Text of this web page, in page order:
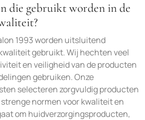
die gebruikt worden in de
1993 worden uitsluitend
gebruikt. Wij hechten veel
en veiligheid van de producten
gebruiken. Onze
selecteren zorgvuldig producten
normen voor kwaliteit en
om huidverzorgingsproducten,